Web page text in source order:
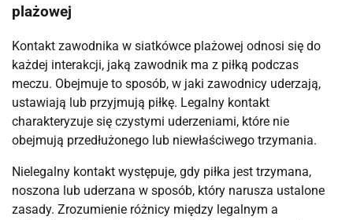
plażowej
Kontakt zawodnika w siatkówce plażowej odnosi się do
każdej interakcji, jaką zawodnik ma z piłką podczas
meczu. Obejmuje to sposób, w jaki zawodnicy uderzają,
ustawiają lub przyjmują piłkę. Legalny kontakt
charakteryzuje się czystymi uderzeniami, które nie
obejmują przedłużonego lub niewłaściwego trzymania.
Nielegalny kontakt występuje, gdy piłka jest trzymana,
noszona lub uderzana w sposób, który narusza ustalone
zasady. Zrozumienie różnicy między legalnym a